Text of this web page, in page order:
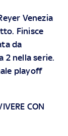
Venezia
Finisce
da
2 nella serie.
playoff
CON